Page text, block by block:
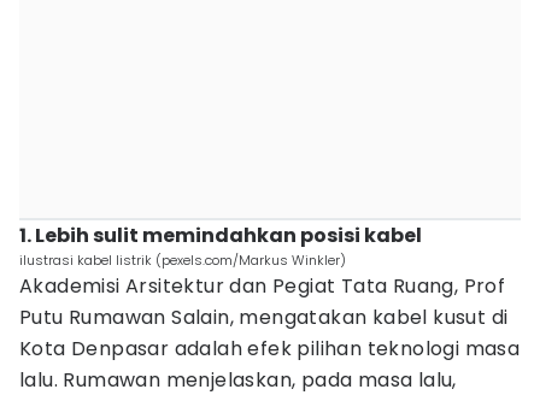
1. Lebih sulit memindahkan posisi kabel
ilustrasi kabel listrik (pexels.com/Markus Winkler)
Akademisi Arsitektur dan Pegiat Tata Ruang, Prof
Putu Rumawan Salain, mengatakan kabel kusut di
Kota Denpasar adalah efek pilihan teknologi masa
lalu. Rumawan menjelaskan, pada masa lalu,